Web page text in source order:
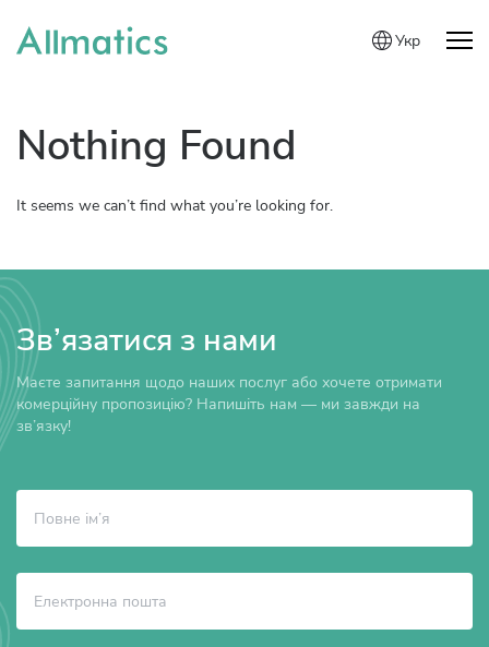
Укр
Nothing Found
It seems we can’t find what you’re looking for.
Зв’язатися з нами
Маєте запитання щодо наших послуг або хочете отримати
комерційну пропозицію? Напишіть нам — ми завжди на
зв’язку!